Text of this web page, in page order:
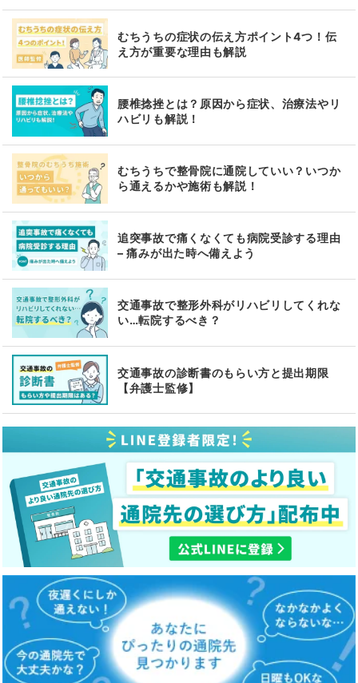
むちうちの症状の伝え方ポイント4つ！伝
え方が重要な理由も解説
腰椎捻挫とは？原因から症状、治療法やリ
ハビリも解説！
むちうちで整骨院に通院していい？いつか
ら通えるかや施術も解説！
追突事故で痛くなくても病院受診する理由
– 痛みが出た時へ備えよう
交通事故で整形外科がリハビリしてくれな
い…転院するべき？
交通事故の診断書のもらい方と提出期限
【弁護士監修】